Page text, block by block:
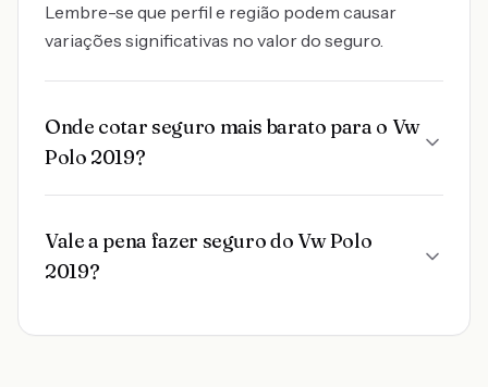
Lembre-se que perfil e região podem causar
variações significativas no valor do seguro.
Onde cotar seguro mais barato para o Vw
Polo 2019?
Vale a pena fazer seguro do Vw Polo
2019?